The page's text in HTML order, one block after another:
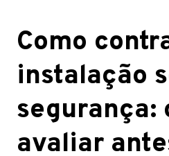
Como
instalação
segurança:
avaliar